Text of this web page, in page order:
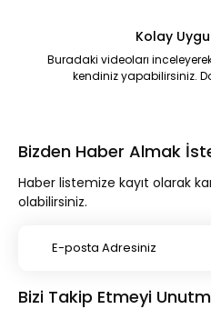
Kolay
Buradaki videoları
kendiniz yapabilirsiniz.
Bizden Haber Almak
Haber listemize kayıt olarak
olabilirsiniz.
Bizi Takip Etmeyi